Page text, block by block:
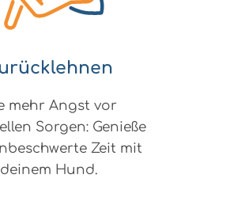
mehr Angst vor
Sorgen: Genieße
Zeit mit
deinem Hund.